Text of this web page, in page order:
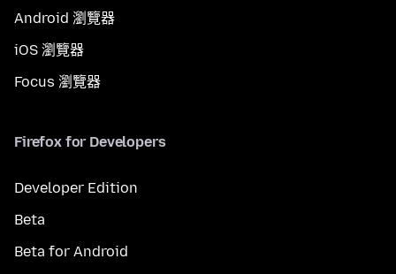
Android 瀏覽器
iOS 瀏覽器
Focus 瀏覽器
Firefox for Developers
Developer Edition
Beta
Beta for Android